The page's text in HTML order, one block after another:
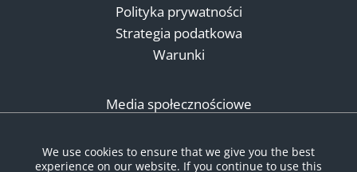
Polityka prywatności
Strategia podatkowa
Warunki
Media społecznościowe
We use cookies to ensure that we give you the best
experience on our website. If you continue to use this